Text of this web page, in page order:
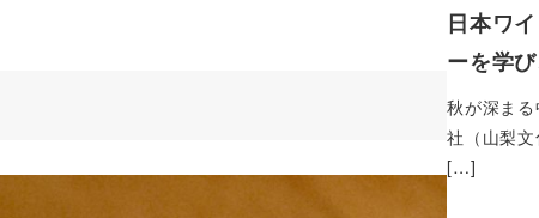
日本ワ
ーを学
秋が深ま
社（山梨
[…]